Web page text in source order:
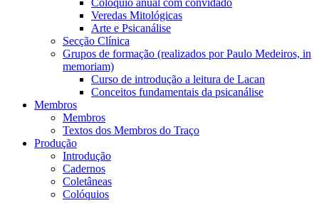
Colóquio anual com convidado
Veredas Mitológicas
Arte e Psicanálise
Secção Clínica
Grupos de formação (realizados por Paulo Medeiros, in
memoriam)
Curso de introdução a leitura de Lacan
Conceitos fundamentais da psicanálise
Membros
Membros
Textos dos Membros do Traço
Produção
Introdução
Cadernos
Coletâneas
Colóquios